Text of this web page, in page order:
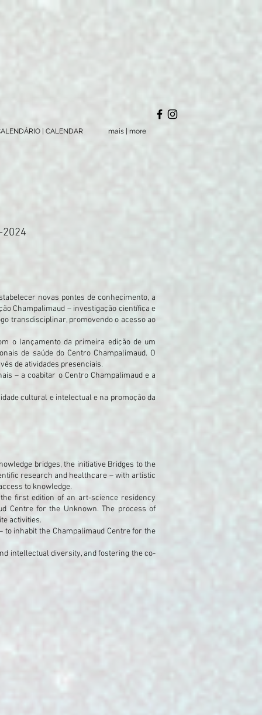
| CALENDAR mais | more
novas pontes de conhecimento, a
Champalimaud – investigação científica e
transdisciplinar, promovendo o acesso ao
o lançamento da primeira edição de um
de saúde do Centro Champalimaud. O
de atividades presenciais.
– a coabitar o Centro Champalimaud e a
cultural e intelectual e na promoção da
bridges, the initiative Bridges to the
research and healthcare – with artistic
to knowledge.
first edition of an art-science residency
Centre for the Unknown. The process of
activities.
inhabit the Champalimaud Centre for the
intellectual diversity, and fostering the co-